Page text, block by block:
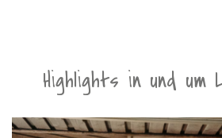
Highlights in und um